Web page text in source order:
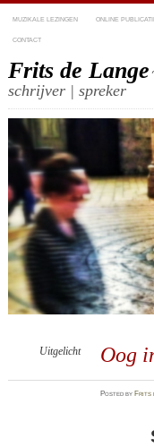
MUZIKALE LEZINGEN ONLINE
CONTACT
Frits de Lange
schrijver | spreker
Oog
Uitgelicht
PostedbyFrits